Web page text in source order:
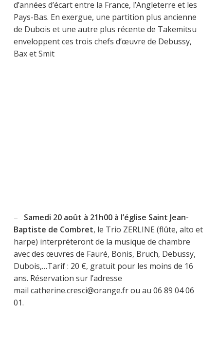
d’années d’écart entre la France, l’Angleterre et les
Pays-Bas. En exergue, une partition plus ancienne
de Dubois et une autre plus récente de Takemitsu
enveloppent ces trois chefs d’œuvre de Debussy,
Bax et Smit
–
Samedi 20 août à 21h00 à l’église Saint Jean-
Baptiste de Combret, le Trio ZERLINE (flûte, alto et
harpe) interpréteront de la musique de chambre
avec des œuvres de Fauré, Bonis, Bruch, Debussy,
Dubois,…Tarif : 20 €, gratuit pour les moins de 16
ans. Réservation sur l’adresse
mail catherine.cresci@orange.fr ou au 06 89 04 06
01.